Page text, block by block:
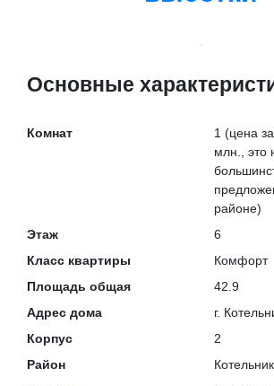
Основные
Комнат 1 (цена
млн., это
районе)
Этаж
6
Класс квартиры
Комфорт
Площадь общая
42.9
Адрес дома
г.
Корпус
2
Район